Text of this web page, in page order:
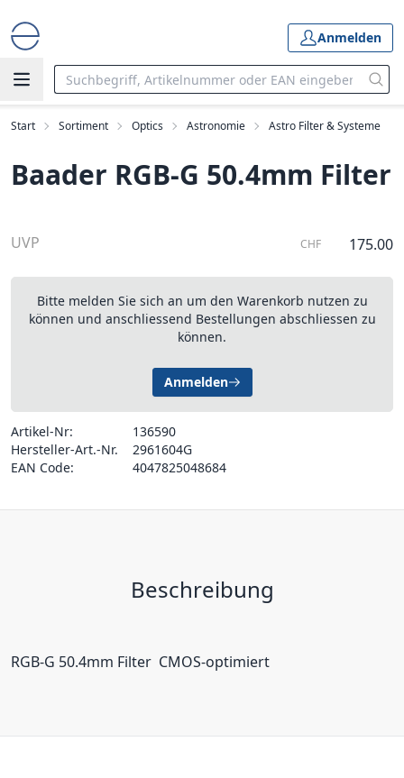
Anmelden
Start Sortiment Optics Astronomie Astro Filter & Systeme
Baader RGB-G 50.4mm Filter
UVP CHF 175.00
Bitte melden Sie sich an um den Warenkorb nutzen zu
können und anschliessend Bestellungen abschliessen zu
können.
Anmelden
Artikel-Nr:
136590
Hersteller-Art.-Nr.
2961604G
EAN Code:
4047825048684
Beschreibung
RGB-G 50.4mm Filter  CMOS-optimiert